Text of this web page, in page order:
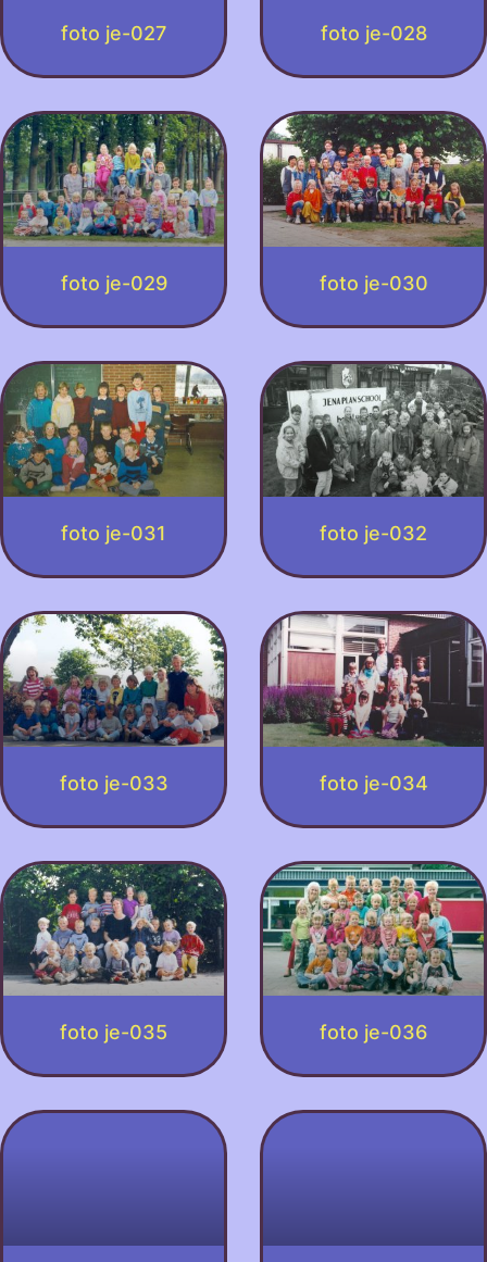
foto je-027 foto je-028
foto je-029 foto je-030
foto je-031 foto je-032
foto je-033 foto je-034
foto je-035 foto je-036